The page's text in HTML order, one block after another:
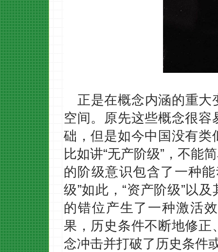
正是在概念内涵的重
空间。原先这些概念很
础，但是如今中国没有
比如讲“无产阶级”，不能
的阶级意识包含了一种
级”如此，“资产阶级”以
的错位产生了一种激活
果，历史条件不断地修
念冲击并打破了历史条件